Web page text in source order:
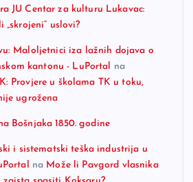
JU Centar za kulturu Lukavac:
uslovi?
Maloljetnici iza lažnih dojava o
kantonu - LuPortal na
Provjere u školama TK u toku,
ugrožena
Bošnjaka 1850. godine
i sistematski teška industrija u
na Može li Pavgord vlasnika